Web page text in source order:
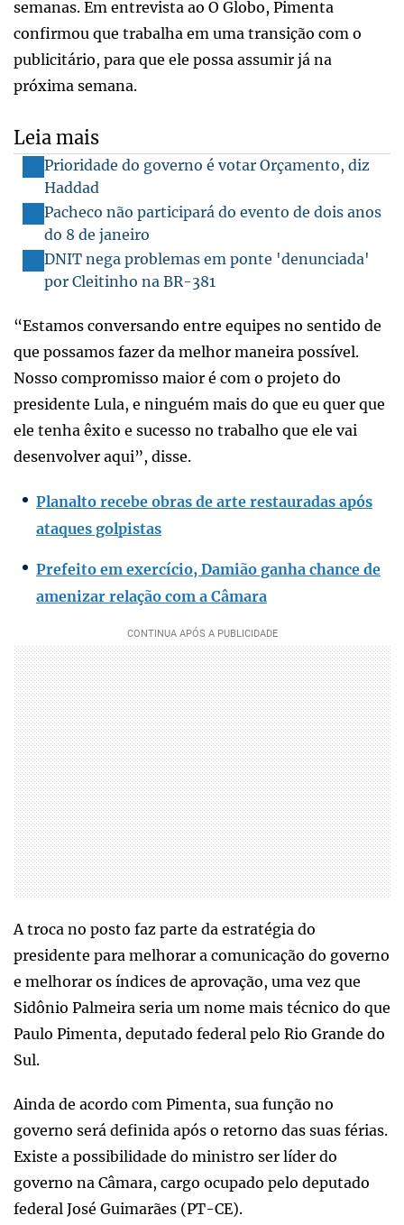
semanas. Em entrevista ao O Globo, Pimenta
confirmou que trabalha em uma transição com o
publicitário, para que ele possa assumir já na
próxima semana.
Leia mais
Prioridade do governo é votar Orçamento, diz
Haddad
Pacheco não participará do evento de dois anos
do 8 de janeiro
DNIT nega problemas em ponte 'denunciada'
por Cleitinho na BR-381
“Estamos conversando entre equipes no sentido de
que possamos fazer da melhor maneira possível.
Nosso compromisso maior é com o projeto do
presidente Lula, e ninguém mais do que eu quer que
ele tenha êxito e sucesso no trabalho que ele vai
desenvolver aqui”, disse.
Planalto recebe obras de arte restauradas após
ataques golpistas
Prefeito em exercício, Damião ganha chance de
amenizar relação com a Câmara
A troca no posto faz parte da estratégia do
presidente para melhorar a comunicação do governo
e melhorar os índices de aprovação, uma vez que
Sidônio Palmeira seria um nome mais técnico do que
Paulo Pimenta, deputado federal pelo Rio Grande do
Sul.
Ainda de acordo com Pimenta, sua função no
governo será definida após o retorno das suas férias.
Existe a possibilidade do ministro ser líder do
governo na Câmara, cargo ocupado pelo deputado
federal José Guimarães (PT-CE).